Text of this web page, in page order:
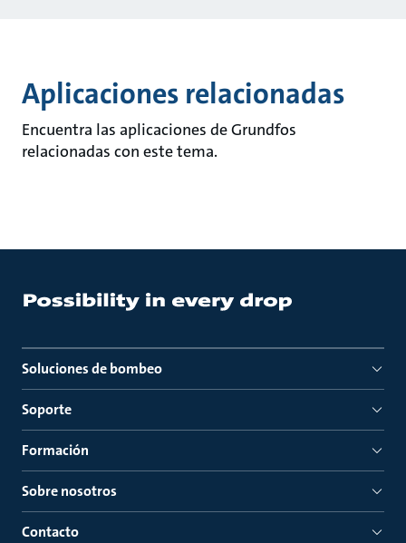
Aplicaciones relacionadas
Encuentra las aplicaciones de Grundfos
relacionadas con este tema.
Soluciones de bombeo
Soporte
Formación
Sobre nosotros
Contacto